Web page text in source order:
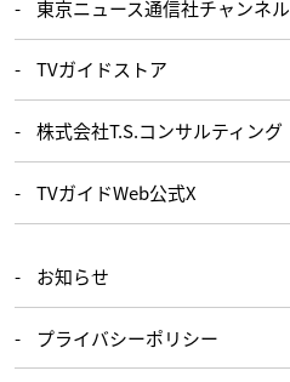
東京ニュース通信社チャンネル
TVガイドストア
株式会社T.S.コンサルティング
TVガイドWeb公式X
お知らせ
プライバシーポリシー